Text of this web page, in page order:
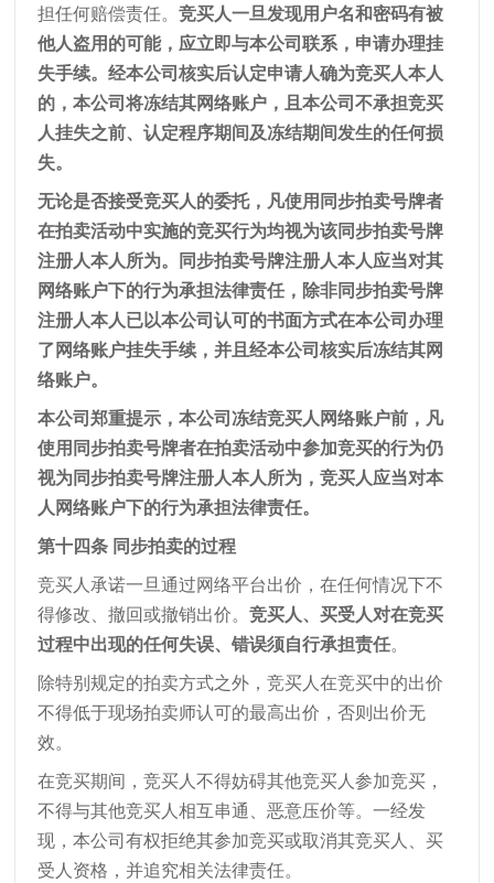
担任何赔偿责任。竞买人一旦发现用户名和密码有被
他人盗用的可能，应立即与本公司联系，申请办理挂
失手续。经本公司核实后认定申请人确为竞买人本人
的，本公司将冻结其网络账户，且本公司不承担竞买
人挂失之前、认定程序期间及冻结期间发生的任何损
失。
无论是否接受竞买人的委托，凡使用同步拍卖号牌者
在拍卖活动中实施的竞买行为均视为该同步拍卖号牌
注册人本人所为。同步拍卖号牌注册人本人应当对其
网络账户下的行为承担法律责任，除非同步拍卖号牌
注册人本人已以本公司认可的书面方式在本公司办理
了网络账户挂失手续，并且经本公司核实后冻结其网
络账户。
本公司郑重提示，本公司冻结竞买人网络账户前，凡
使用同步拍卖号牌者在拍卖活动中参加竞买的行为仍
视为同步拍卖号牌注册人本人所为，竞买人应当对本
人网络账户下的行为承担法律责任。
第十四条 同步拍卖的过程
竞买人承诺一旦通过网络平台出价，在任何情况下不
得修改、撤回或撤销出价。竞买人、买受人对在竞买
过程中出现的任何失误、错误须自行承担责任。
除特别规定的拍卖方式之外，竞买人在竞买中的出价
不得低于现场拍卖师认可的最高出价，否则出价无
效。
在竞买期间，竞买人不得妨碍其他竞买人参加竞买，
不得与其他竞买人相互串通、恶意压价等。一经发
现，本公司有权拒绝其参加竞买或取消其竞买人、买
受人资格，并追究相关法律责任。